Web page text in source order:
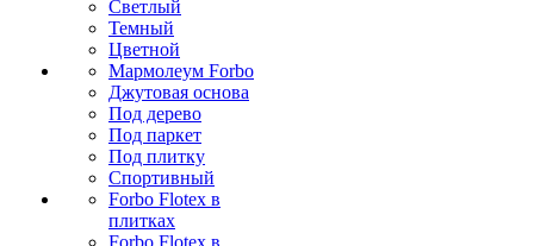
Светлый
Темный
Цветной
Мармолеум Forbo
Джутовая основа
Под дерево
Под паркет
Под плитку
Спортивный
Forbo Flotex в
плитках
Forbo Flotex в